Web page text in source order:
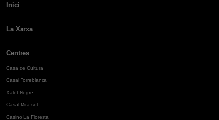
Inici
La Xarxa
Centres
Casa de Cultura
Casal Torreblanca
Xalet Negre
Casal Mira-sol
Casino La Floresta